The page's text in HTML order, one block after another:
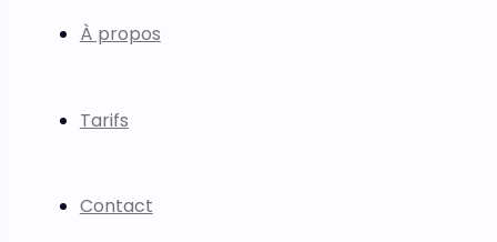
À propos
Tarifs
Contact